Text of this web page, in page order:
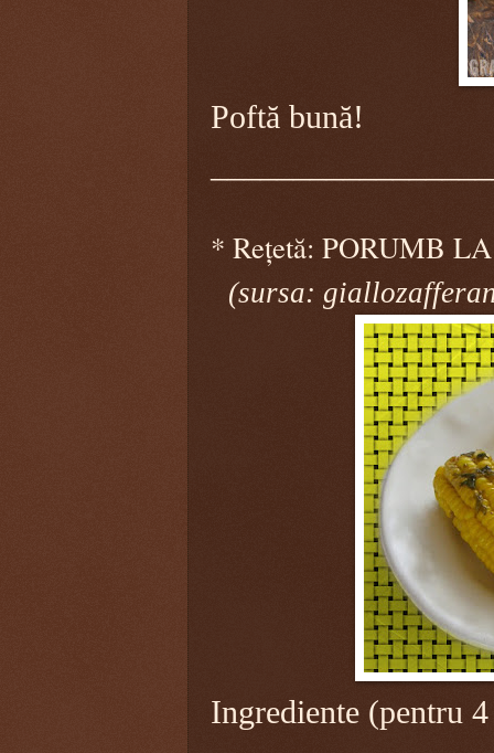
Poftă bună!
* Rețetă: PORUMB
(sursa:
Ingrediente (pentru